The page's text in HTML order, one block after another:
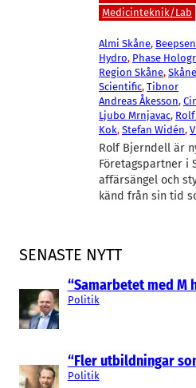
SENASTE NYTT
“Samarbetet med M
Politik
“Fler utbildningar
Politik
Medicinteknik/Lab
Almi Skåne,
Hydro, Phase
Region Skåne,
Scientific, Tibnor
Andreas Åkesson,
Ljubo Mrnjavac,
Kok, Stefan Widén,
Rolf Bjerndell är
Företagspartner i
affärsängel och
känd från sin tid